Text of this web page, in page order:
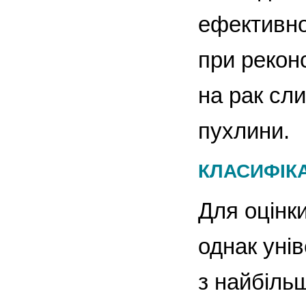
при
на рак
пухлини.
Для
однак
з